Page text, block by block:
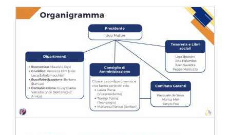
NEWS
CONTATTI